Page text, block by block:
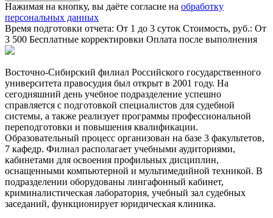
Нажимая на кнопку, вы даёте согласие на обработку
персональных данных
Время подготовки отчета: От 1 до 3 суток Стоимость, руб.: От
3 500 Бесплатные корректировки Оплата после выполнения
Восточно-Сибирский филиал Российского государственного
университета правосудия был открыт в 2001 году. На
сегодняшний день учебное подразделение успешно
справляется с подготовкой специалистов для судебной
системы, а также реализует программы профессиональной
переподготовки и повышения квалификации.
Образовательный процесс организован на базе 3 факультетов,
7 кафедр. Филиал располагает учебными аудиториями,
кабинетами для освоения профильных дисциплин,
оснащенными компьютерной и мультимедийной техникой. В
подразделении оборудованы лингафонный кабинет,
криминалистическая лаборатория, учебный зал судебных
заседаний, функционирует юридическая клиника.